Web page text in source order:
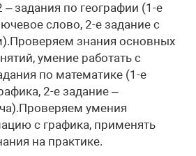
задания по географии (1-е
слово, 2-е задание с
знания основных
умение работать с
по математике (1-е
2-е задание –
умения
с графика, применять
на практике.